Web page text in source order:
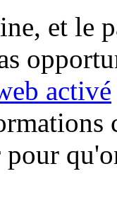
et le
activé